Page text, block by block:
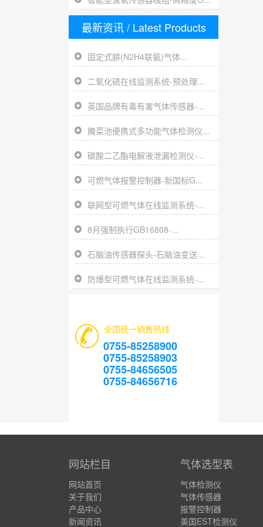
最新资讯/ Latest Products
固定式肼(N2H4联氨)气体...
二氧化硫在线监测系统-预处理...
英国品牌有毒有害气体传感器-...
腌菜池便携式多功能气体检测仪...
碳酸二乙酯电解液泄漏检测仪-...
可燃气体报警控制器-新国标G...
联网型可燃气体在线监测系统-...
8月强制执行GB16808-...
石脑油传感器探头-石脑油变送...
防爆型可燃气体在线监测系统-...
全国统一销售热线
0755-85258900
0755-85258903
0755-84656505
0755-84656716
网站栏目
网站首页
关于我们
产品中心
新闻资讯
气体选型表
气体检测仪
气体传感器
报警控制器
美国EST检测仪